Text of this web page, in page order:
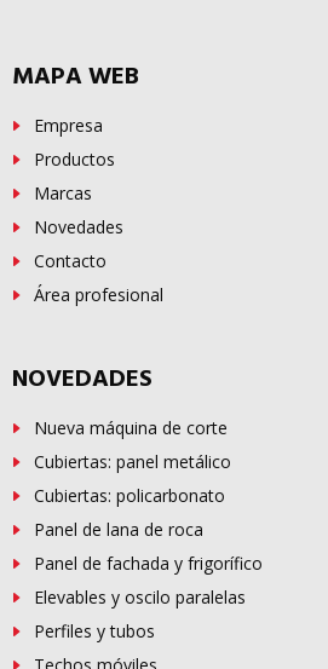
MAPA WEB
Empresa
Productos
Marcas
Novedades
Contacto
Área profesional
NOVEDADES
Nueva máquina de corte
Cubiertas: panel metálico
Cubiertas: policarbonato
Panel de lana de roca
Panel de fachada y frigorífico
Elevables y oscilo paralelas
Perfiles y tubos